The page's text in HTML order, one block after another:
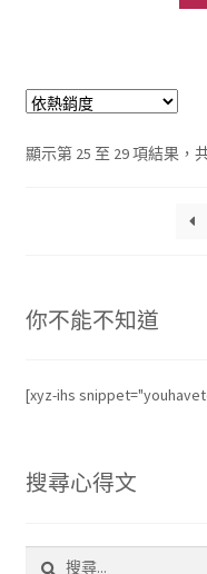
顯示第 25 至 29 項結果，
你不能不知道
[xyz-ihs
搜尋心得文